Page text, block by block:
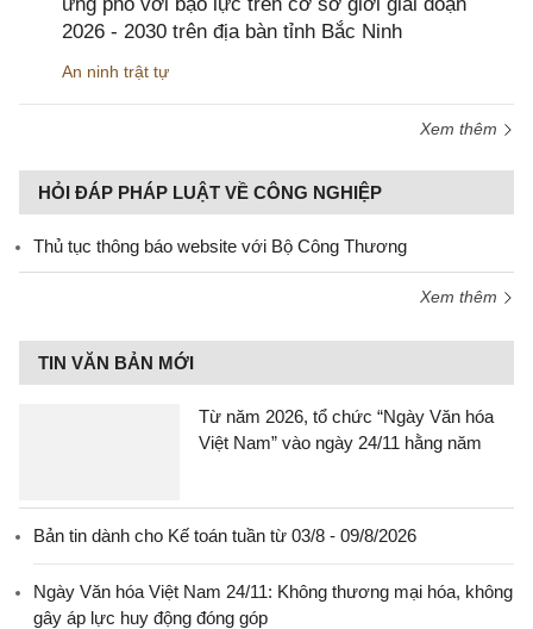
2026 - 2030 trên địa bàn tỉnh Bắc Ninh
An ninh trật tự
Xem thêm
HỎI ĐÁP PHÁP LUẬT VỀ CÔNG NGHIỆP
Thủ tục thông báo website với Bộ Công Thương
Xem thêm
TIN VĂN BẢN MỚI
Từ năm 2026, tổ chức “Ngày Văn hóa
Việt Nam” vào ngày 24/11 hằng năm
Bản tin dành cho Kế toán tuần từ 03/8 - 09/8/2026
Ngày Văn hóa Việt Nam 24/11: Không thương mại hóa, không
gây áp lực huy động đóng góp